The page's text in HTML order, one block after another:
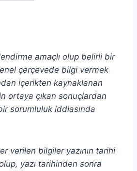
amaçlı olup belirli bir
çerçevede bilgi vermek
içerikten kaynaklanan
ortaya çıkan sonuçlardan
sorumluluk iddiasında
verilen bilgiler yazının tarihi
yazı tarihinden sonra